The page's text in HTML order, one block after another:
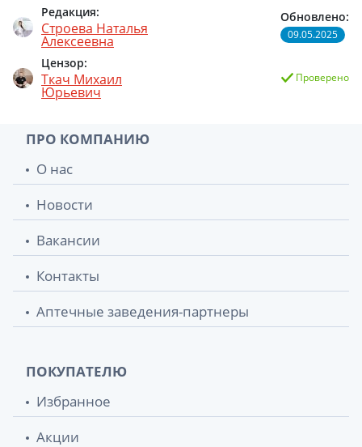
Солодки корни 100г 133.60 грн.
Редакция:
Строева Наталья
Алексеевна
Цензор:
Ткач Михаил
Юрьевич
Обновлено:
09.05.2025
Проверено
ПРО КОМПАНИЮ
О нас
Новости
Вакансии
Контакты
Аптечные заведения-партнеры
ПОКУПАТЕЛЮ
Избранное
Акции